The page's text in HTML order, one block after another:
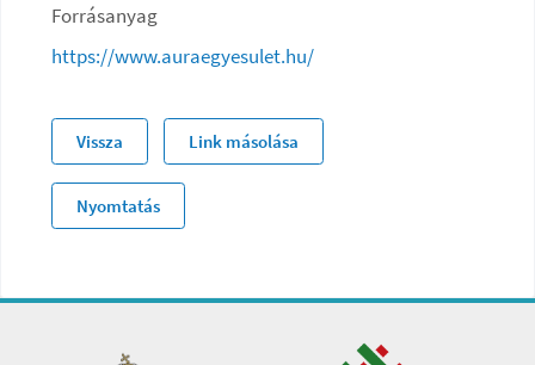
Forrásanyag
https://www.auraegyesulet.hu/
Vissza Link másolása
Nyomtatás